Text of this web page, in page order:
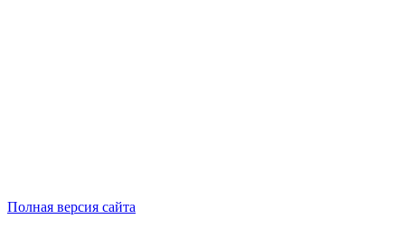
Полная версия сайта